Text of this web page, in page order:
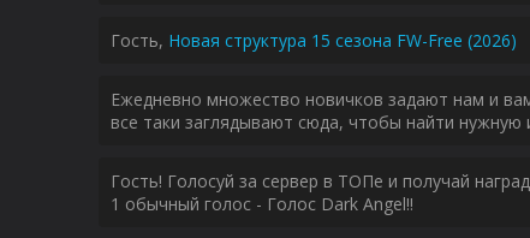
Гость, Новая структура 15 сезона FW-Free (2026)
Ежедневно множество новичков задают нам и
все таки заглядывают сюда, чтобы найти
Гость! Голосуй за сервер в ТОПе и получай
1 обычный голос - Голос Dark Angel!!